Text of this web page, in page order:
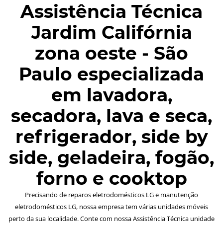
Assistência Técnica
Jardim Califórnia
zona oeste - São
Paulo especializada
em lavadora,
secadora, lava e seca,
refrigerador, side by
side, geladeira, fogão,
forno e cooktop
Precisando de reparos eletrodomésticos LG e manutenção
eletrodomésticos LG, nossa empresa tem várias unidades móveis
perto da sua localidade. Conte com nossa Assistência Técnica unidade